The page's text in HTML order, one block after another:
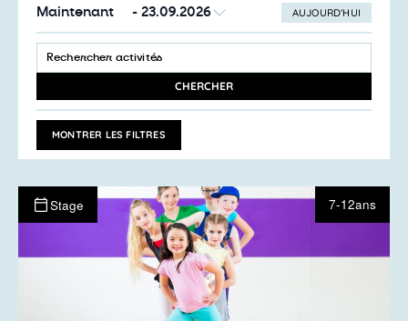
AUJOURD’HUI
Maintenant - 23.09.2026
LA
DATE
Recherche
et
de
vues
Activités
SAISIR
MOT-
ACTIVITÉS
MOT-
CLÉ.
CHERCHER
MONTRER LES FILTRES
Stage 7-12ans